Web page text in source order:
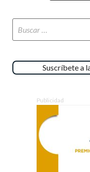
Suscríbete a
Publicidad